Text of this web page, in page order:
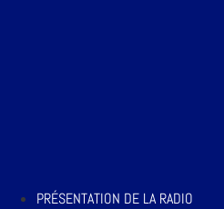
PRÉSENTATION DE LA RADIO